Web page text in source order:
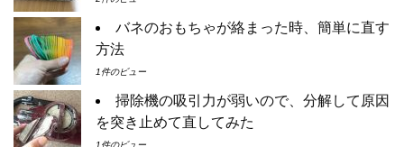
バネのおもちゃが絡まった時、簡単に直す
方法
1件のビュー
掃除機の吸引力が弱いので、分解して原因
を突き止めて直してみた